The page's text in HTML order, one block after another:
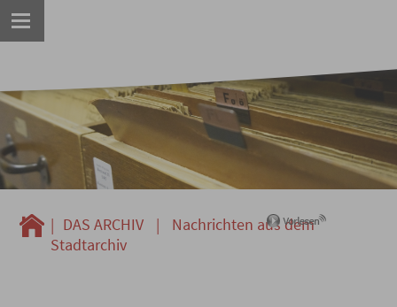
| DAS ARCHIV |
Nachrichten aus dem
Stadtarchiv